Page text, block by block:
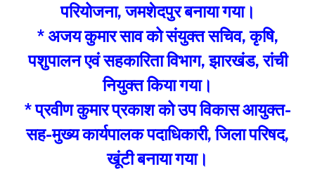
परियोजना, जमशेदपुर बनाया गया।
* अजय कुमार साव को संयुक्त सचिव, कृषि,
पशुपालन एवं सहकारिता विभाग, झारखंड, रांची
नियुक्त किया गया।
* प्रवीण कुमार प्रकाश को उप विकास आयुक्त-
सह-मुख्य कार्यपालक पदाधिकारी, जिला परिषद,
खूंटी बनाया गया।